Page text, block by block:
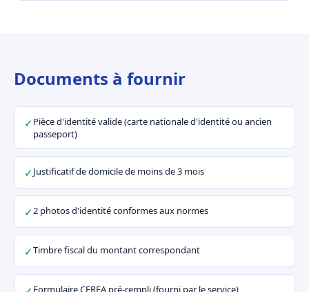
Documents à fournir
✓ Pièce d'identité valide (carte nationale d'identité ou ancien
passeport)
✓Justificatif de domicile de moins de 3 mois
✓2 photos d'identité conformes aux normes
✓Timbre fiscal du montant correspondant
Formulaire CERFA pré-rempli (fourni par le service)